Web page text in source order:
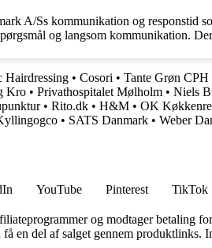
A/Ss kommunikation og responstid
og langsom kommunikation.
Hairdressing • Cosori • Tante Grøn CPH
Kro • Privathospitalet Mølholm • Niels
• Rito.dk • H&M • OK
• SATS Danmark • Weber
YouTube Pinterest TikTok
og modtager betaling
en del af salget gennem produktlinks.